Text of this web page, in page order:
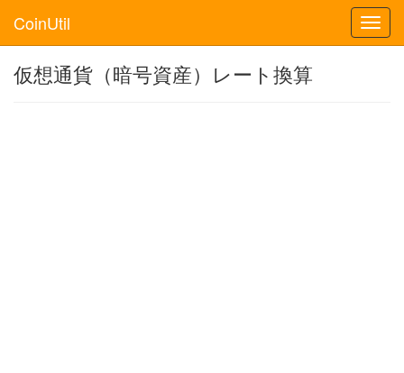
CoinUtil
仮想通貨（暗号資産）レート換算